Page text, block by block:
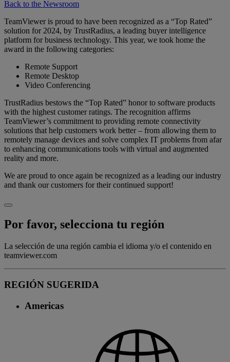
Back to the Newsroom
TeamViewer is proud to have been recognized as a “Top Rated”
solution for 2024, by TrustRadius, a leading buyer intelligence
platform for business technology. This year, we took home the
award in the following categories:
Remote Support
Remote Desktop
Video Conferencing
TrustRadius bestows the “Top Rated” honor to software products
with the highest customer ratings. The recognition affirms
TeamViewer’s commitment to providing remote connectivity
solutions that help customers work better – from allowing them to
remotely manage devices and solve complex IT problems from afar
to enhancing communications tools with virtual and augmented
reality and more.
We are proud to once again be recognized as a leading our industry
and thank our customers for their continued support!
Por favor, selecciona tu región
La selección de una región cambia el idioma y/o el contenido en
teamviewer.com
REGIÓN SUGERIDA
Americas